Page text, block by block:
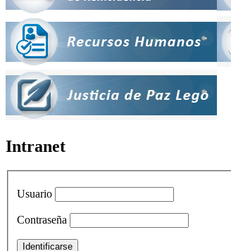
Intranet
Usuario
Contraseña